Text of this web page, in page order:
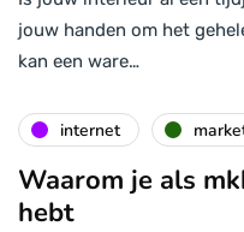
jouw handen om het
kan een ware…
internet
Waarom je als
hebt